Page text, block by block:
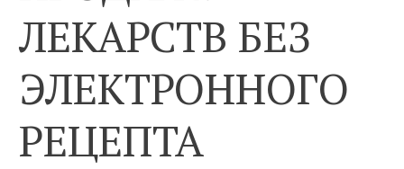
ЛЕКАРСТВ БЕЗ
ЭЛЕКТРОННОГО
РЕЦЕПТА